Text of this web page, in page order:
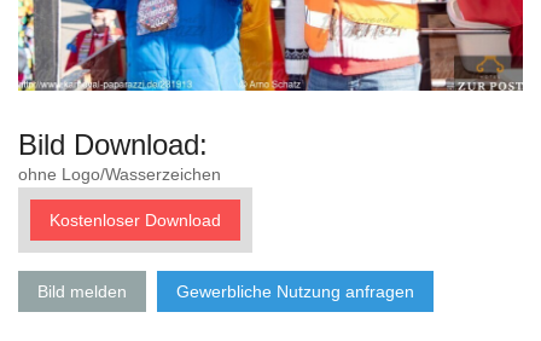
Bild Download:
ohne Logo/Wasserzeichen
Kostenloser Download
Bild melden Gewerbliche Nutzung anfragen